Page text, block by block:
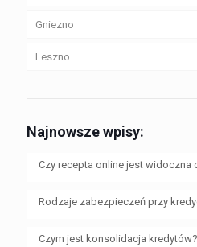
Gniezno
Leszno
Najnowsze wpisy:
Czy recepta online jest widoczna
Rodzaje zabezpieczeń przy
Czym jest konsolidacja